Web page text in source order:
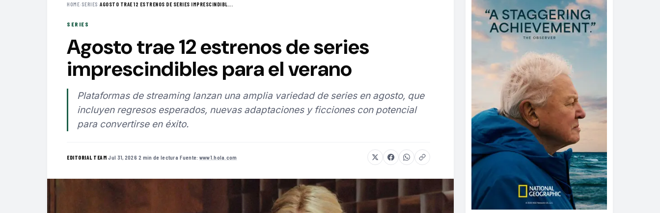
HOME› SERIES ›AGOSTO TRAE 12 ESTRENOS DE SERIES IMPRESCINDIBL...
SERIES
Agosto trae 12 estrenos de series
imprescindibles para el verano
Plataformas de streaming lanzan una amplia variedad de series en agosto, que
incluyen regresos esperados, nuevas adaptaciones y ficciones con potencial
para convertirse en éxito.
EDITORIAL TEAM·Jul 31, 2026·2 min de lectura·Fuente: www1.hola.com